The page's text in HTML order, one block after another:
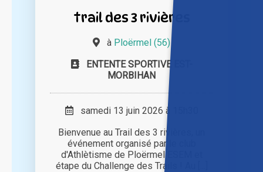
trail des 3 rivières
à Ploërmel (56)
ENTENTE SPORTIVE EST-
MORBIHAN
samedi 13 juin 2026 à 15h30
Bienvenue au Trail des 3 rivières, un
événement organisé par le club
d'Athlètisme de Ploërmel ESEM et
étape du Challenge des Trails ! Au [...]